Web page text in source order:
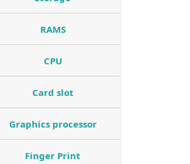
RAMS
CPU
Card slot
Graphics processor
Finger Print